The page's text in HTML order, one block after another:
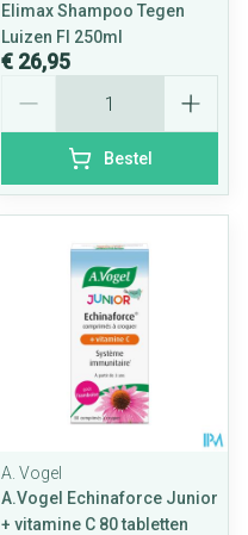
Elimax Shampoo Tegen
Luizen Fl 250ml
€ 26,95
Bestel
A. Vogel
A.Vogel Echinaforce Junior
+ vitamine C 80 tabletten